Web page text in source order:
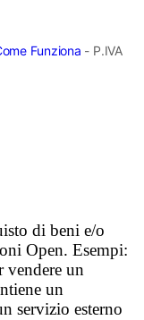
Funziona - P.IVA
di beni e/o
Open. Esempi:
vendere un
un
servizio esterno